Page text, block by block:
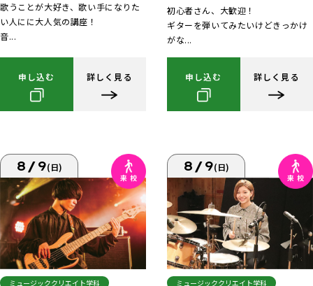
歌うことが大好き、歌い手になりた
い人にに大人気の講座！
音...
申し込む 詳しく見る
初心者さん、大歓迎！
ギターを弾いてみたいけどきっかけ
がな...
申し込む 詳しく見る
8/9(日)
ミュージッククリエイト学科
8/9(日)
ミュージッククリエイト学科